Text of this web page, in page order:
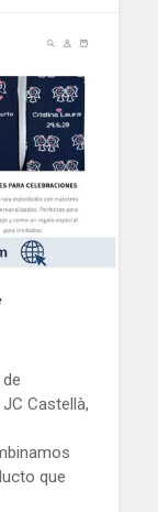
Castellà,
que